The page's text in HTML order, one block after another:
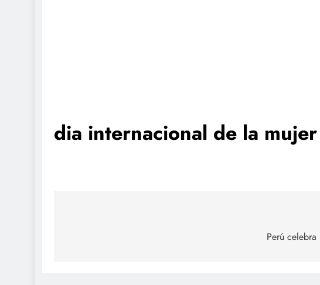
dia internacional de la mujer
Perú